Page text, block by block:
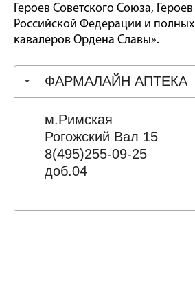
Героев Советского Союза, Героев
Российской Федерации и полных
кавалеров Ордена Славы».
ФАРМАЛАЙН АПТЕКА
м.Римская
Рогожский Вал 15
8(495)255-09-25
доб.04